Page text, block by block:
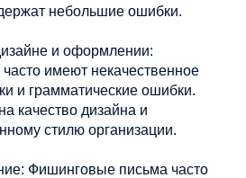
небольшие ошибки.
и оформлении:
имеют некачественное
и грамматические ошибки.
качество дизайна и
стилю организации.
Фишинговые письма часто